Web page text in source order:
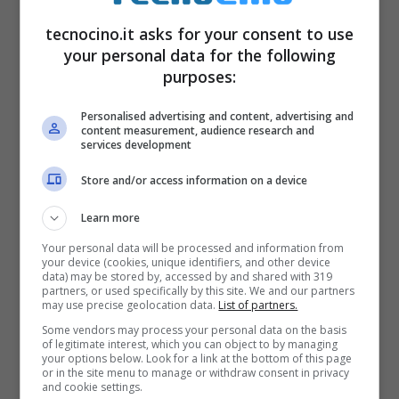
tecnocino.it asks for your consent to use
your personal data for the following
purposes:
Personalised advertising and content, advertising and
content measurement, audience research and
services development
Store and/or access information on a device
Learn more
Your personal data will be processed and information from
your device (cookies, unique identifiers, and other device
data) may be stored by, accessed by and shared with 319
partners, or used specifically by this site. We and our partners
may use precise geolocation data. List of partners.
Some vendors may process your personal data on the basis
of legitimate interest, which you can object to by managing
your options below. Look for a link at the bottom of this page
or in the site menu to manage or withdraw consent in privacy
and cookie settings.